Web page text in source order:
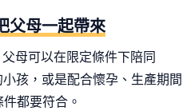
父母一起帶來
母可以在限定條件下陪同
孩，或是配合懷孕、生產期間
都要符合。